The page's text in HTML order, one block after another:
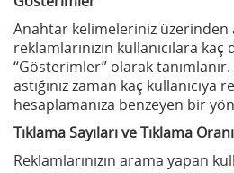
Anahtar kelimeleriniz üzerinden
reklamlarınızın kullanıcılara
“Gösterimler” olarak
astığınız zaman kaç kullanıcıya
hesaplamanıza benzeyen bir
Tıklama Sayıları ve Tıklama Oranı
Reklamlarınızın arama yapan